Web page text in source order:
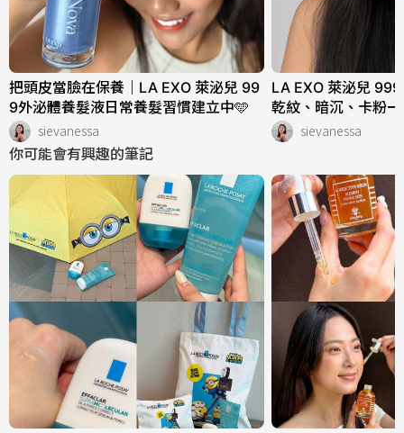
把頭皮當臉在保養｜LA EXO 萊泌兒 99
9外泌體養髮液日常養髮習慣建立中🩵
sievanessa
LA EXO 萊泌兒
乾紋、暗沉、卡粉
sievanessa
你可能會有興趣的筆記